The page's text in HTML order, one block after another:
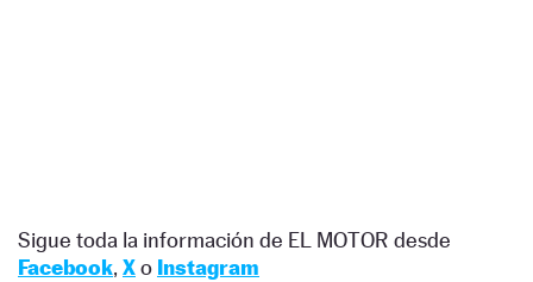
Sigue toda la información de EL MOTOR desde
Facebook, Xo Instagram